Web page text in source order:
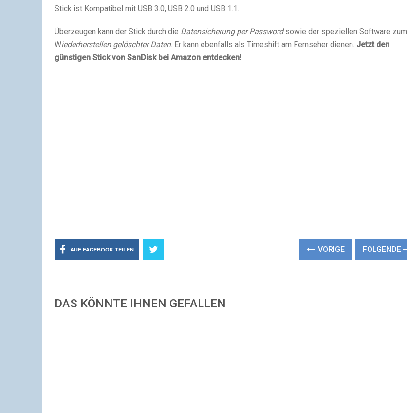
Stick ist Kompatibel mit USB 3.0, USB 2.0 und USB 1.1.
Überzeugen kann der Stick durch die Datensicherung per Passwordsowie der speziellen Software zum
Wiederherstellen gelöschter Daten. Er kann ebenfalls als Timeshift am Fernseher dienen. Jetzt den
günstigen Stick von SanDisk bei Amazon entdecken!
AUF FACEBOOK TEILEN VORIGE FOLGENDE
DAS KÖNNTE IHNEN GEFALLEN